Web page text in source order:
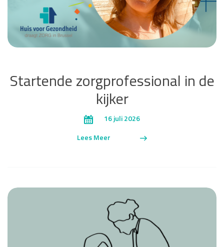
Startende zorgprofessional in de
kijker
16 juli 2026
Lees Meer